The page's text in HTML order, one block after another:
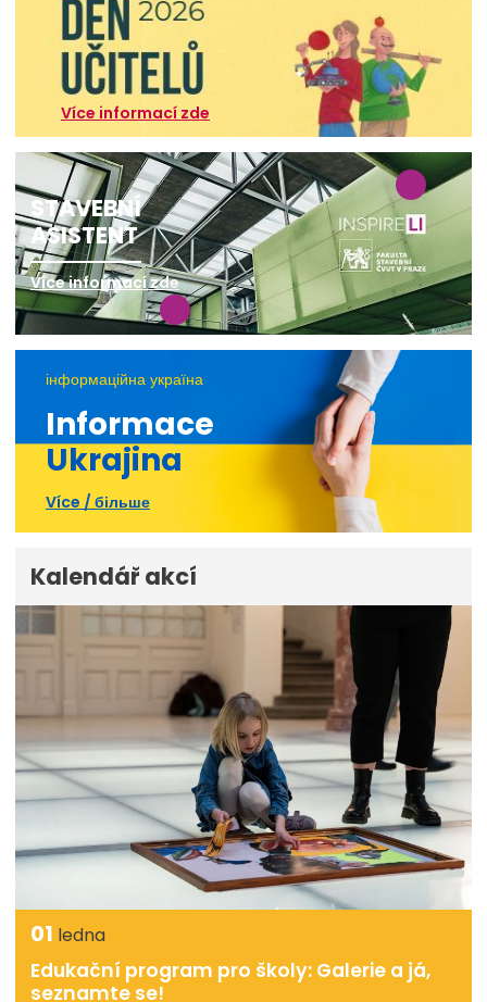
Více informací zde
STAVEBNÍ
ASISTENT
Více informací zde
інформаційна україна
Informace
Ukrajina
Více / більше
Kalendář akcí
01 ledna
Edukační program pro školy: Galerie a já,
seznamte se!